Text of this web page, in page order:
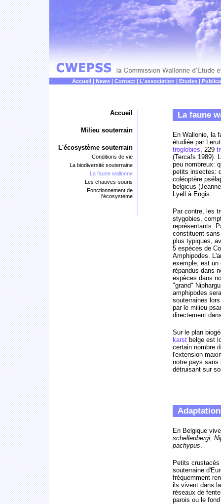
Accueil | News | Contact | L'association | Etudes |
La faune
En Wallonie, la
étudiée par
troglobies, 229
(Tercafs 1989).
peu nombreux:
petits insectes:
coléoptère
belgicus
Lyell à Engis.
Par contre, les
stygobies,
représentants.
constituent
plus typiques,
5 espèces de
Amphipodes.
exemple, est un
répandus dans
espèces dans
"grand"
amphipodes
souterraines
par le milieu
directement
Sur le plan
karst belge est
certain nombre
l'extension
notre pays sans
détruisant sur
En Belgique
schellenbergi,
pachypus.
Petits
souterraine
fréquemment
ils vivent dans
réseaux de
parois ou le
Accueil
Milieu souterrain
L'écosystème souterrain
Conditions de vie
La biodiversité souterraine
La faune wallonne
Les chauves-souris
Fonctionnement de
l'écosystème